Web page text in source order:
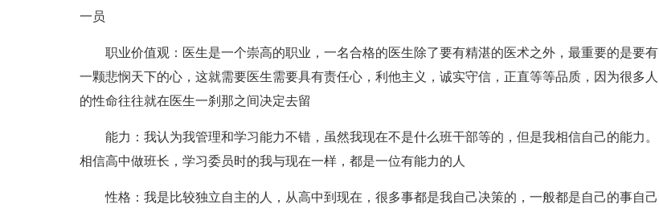
一员
职业价值观：医生是一个崇高的职业，一名合格的医生除了要有精湛的医术之外，最重要的是要有
一颗悲悯天下的心，这就需要医生需要具有责任心，利他主义，诚实守信，正直等等品质，因为很多人
的性命往往就在医生一刹那之间决定去留
能力：我认为我管理和学习能力不错，虽然我现在不是什么班干部等的，但是我相信自己的能力。
相信高中做班长，学习委员时的我与现在一样，都是一位有能力的人
性格：我是比较独立自主的人，从高中到现在，很多事都是我自己决策的，一般都是自己的事自己